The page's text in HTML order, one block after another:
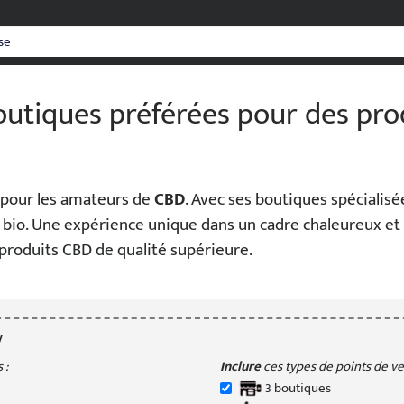
préférées pour des
les amateurs deCBD. Avec ses boutiques
Une expérience unique dans un cadre chaleureux
CBD de qualité supérieure.
: Inclureces types de points de
3 boutiques